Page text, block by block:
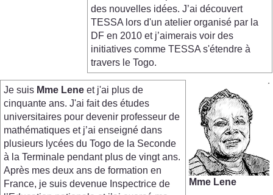
des nouvelles idées. J’ai découvert
TESSA lors d'un atelier organisé par la
DF en 2010 et j’aimerais voir des
initiatives comme TESSA s'étendre à
travers le Togo.
Je suis Mme Lene et j'ai plus de
cinquante ans. J'ai fait des études
universitaires pour devenir professeur de
mathématiques et j’ai enseigné dans
plusieurs lycées du Togo de la Seconde
à la Terminale pendant plus de vingt ans.
Après mes deux ans de formation en
France, je suis devenue Inspectrice de
Mme Lene